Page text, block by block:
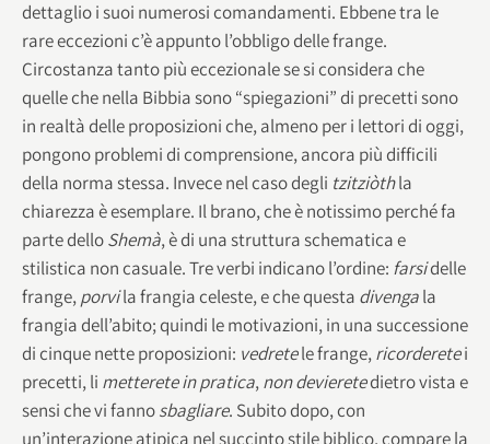
dettaglio i suoi numerosi comandamenti. Ebbene tra le
rare eccezioni c’è appunto l’obbligo delle frange.
Circostanza tanto più eccezionale se si considera che
quelle che nella Bibbia sono “spiegazioni” di precetti sono
in realtà delle proposizioni che, almeno per i lettori di oggi,
pongono problemi di comprensione, ancora più difficili
della norma stessa. Invece nel caso degli tzitziòthla
chiarezza è esemplare. Il brano, che è notissimo perché fa
parte delloShemà, è di una struttura schematica e
stilistica non casuale. Tre verbi indicano l’ordine: farsidelle
frange,porvila frangia celeste, e che questa divengala
frangia dell’abito; quindi le motivazioni, in una successione
di cinque nette proposizioni: vedretele frange,ricorderetei
precetti, li metterete in pratica,non devieretedietro vista e
sensi che vi fannosbagliare. Subito dopo, con
un’interazione atipica nel succinto stile biblico, compare la